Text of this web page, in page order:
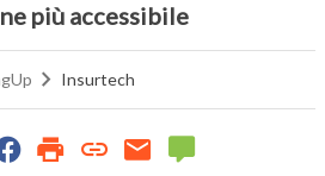
più accessibile
Insurtech